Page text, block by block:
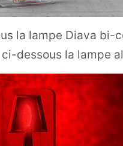
la lampe Diava bi-
dessous la lampe